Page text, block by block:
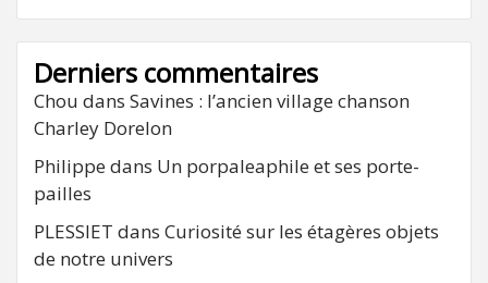
Derniers commentaires
Chou dans Savines : l’ancien village chanson
Charley Dorelon
Philippe dans Un porpaleaphile et ses porte-
pailles
PLESSIET dans Curiosité sur les étagères objets
de notre univers